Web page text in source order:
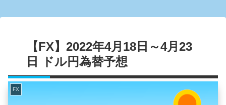
【FX】2022年4月18日～4月23
日 ドル円為替予想
FX